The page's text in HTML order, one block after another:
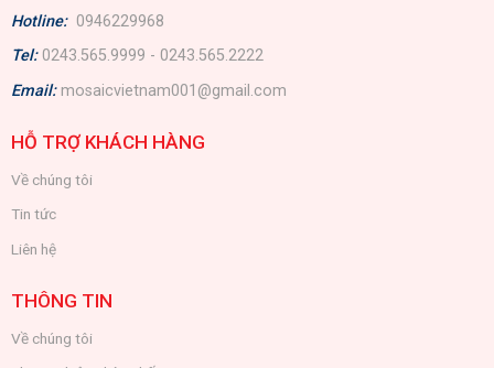
Hotline: 0946229968
Tel: 0243.565.9999 - 0243.565.2222
Email: mosaicvietnam001@gmail.com
HỖ TRỢ KHÁCH HÀNG
Về chúng tôi
Tin tức
Liên hệ
THÔNG TIN
Về chúng tôi